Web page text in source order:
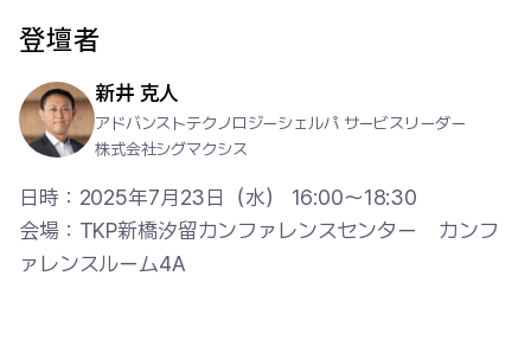
登壇者
新井 克人
アドバンストテクノロジーシェルパ サービスリーダー
株式会社シグマクシス
日時：2025年7月23日（水） 16:00〜18:30
会場：TKP新橋汐留カンファレンスセンター　カンフ
ァレンスルーム4A